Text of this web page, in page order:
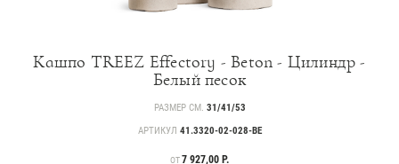
Кашпо TREEZ Effectory - Beton - Цилиндр -
Белый песок
РАЗМЕР СМ. 31/41/53
АРТИКУЛ 41.3320-02-028-BE
ЦЕНА
ОТ7 927,00 Р.